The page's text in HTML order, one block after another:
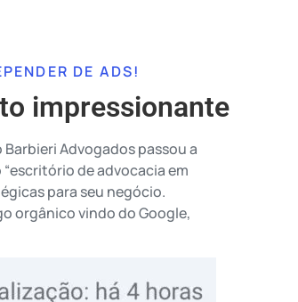
DE ADS!
impressionante
Advogados passou a
de advocacia em
para seu negócio.
orgânico vindo do Google,